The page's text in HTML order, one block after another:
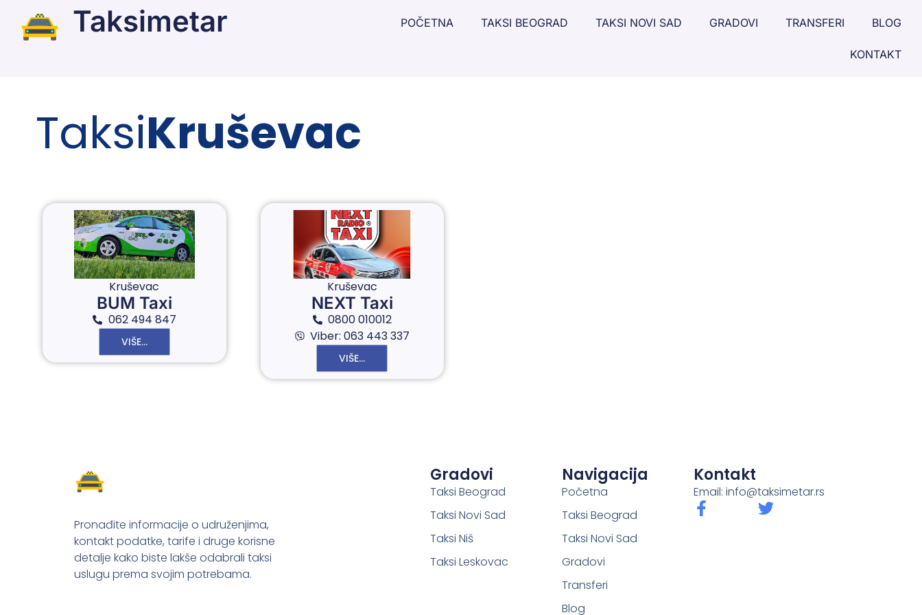
Taksimetar POČETNA TAKSI BEOGRAD TAKSI NOVI SAD GRADOVI TRANSFERI BLOG
KONTAKT
TaksiKruševac
Kruševac
BUM Taxi
062 494 847
VIŠE...
Kruševac
NEXT Taxi
0800 010012
Viber: 063 443 337
VIŠE...
Pronađite informacije o udruženjima,
kontakt podatke, tarife i druge korisne
detalje kako biste lakše odabrali taksi
uslugu prema svojim potrebama.
Gradovi
Taksi Beograd
Taksi Novi Sad
Taksi Niš
Taksi Leskovac
Navigacija
Početna
Taksi Beograd
Taksi Novi Sad
Gradovi
Transferi
Blog
Kontakt
Email: info@taksimetar.rs